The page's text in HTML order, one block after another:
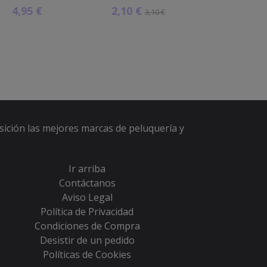
4,95 € 2,10 € 3,10 €
las mejores marcas de peluquería y
Ir arriba
Contáctanos
Aviso Legal
Política de Privacidad
Condiciones de Compra
Desistir de un pedido
Políticas de Cookies